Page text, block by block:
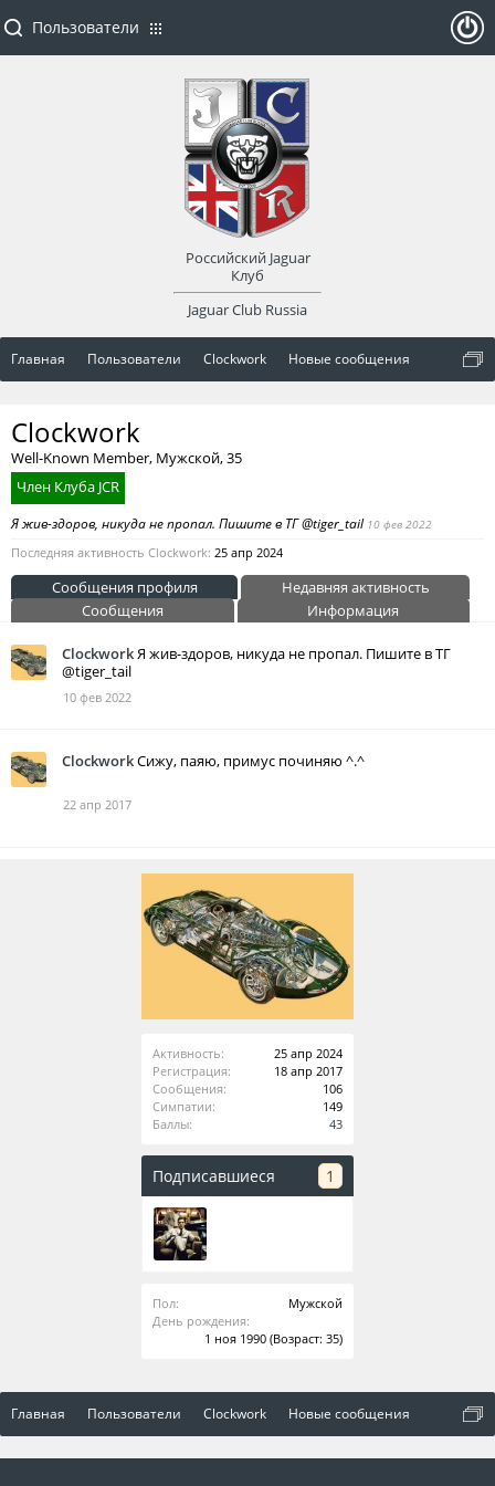
Главная Пользователи Clockwork Новые сообщения
Активность:
25 апр 2024
Регистрация:
18 апр 2017
Сообщения:
106
Симпатии:
149
Баллы:
43
Подписавшиеся 1
Пол:
Мужской
День рождения:
1 ноя 1990 (Возраст: 35)
Clockwork
Well-Known Member, Мужской, 35
Член Клуба JCR
Я жив-здоров, никуда не пропал. Пишите в ТГ @tiger_tail 10 фев 2022
Последняя активность Clockwork: 25 апр 2024
Сообщения профиля
Недавняя активность
Сообщения
Информация
ClockworkЯ жив-здоров, никуда не пропал. Пишите в ТГ
@tiger_tail
10 фев 2022
ClockworkСижу, паяю, примус починяю ^.^
22 апр 2017
Главная Пользователи Clockwork Новые сообщения
Пользователи
Российский Jaguar
Клуб
Jaguar Club Russia
оват